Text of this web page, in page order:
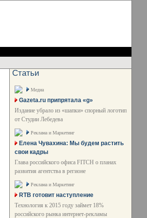
Статьи
Медиа
Gazeta.ru припрятала «g»
Издание убрало из «шапки» спорный логотип
от Студии Лебедева
Реклама и Маркетинг
Елена Чувахина: Мы будем растить
свои кадры
Глава российского офиса FITCH о планах
развития агентства в регионе
Реклама и Маркетинг
RTB готовит наступление
Технология к 2015 году займет 18%
российского рынка интернет-рекламы